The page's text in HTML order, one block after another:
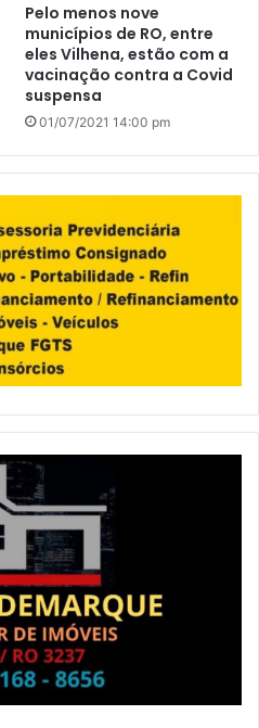
Pelo menos nove
municípios de RO, entre
eles Vilhena, estão com a
vacinação contra a Covid
suspensa
01/07/2021 14:00 pm